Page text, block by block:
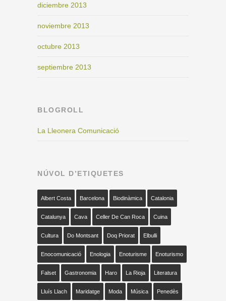
diciembre 2013
noviembre 2013
octubre 2013
septiembre 2013
BLOGROLL
La Lleonera Comunicació
NÚVOL D’ETIQUETES
Albert Costa Barcelona Biodinàmica Catalonia
Catalunya Cava Celler De Can Roca Cuina
Cultura Do Montsant Doq Priorat Elbulli
Enocomunicació Enologia Enoturisme Enoturismo
Falset Gastronomia Haro La Rioja Literatura
Lluís Llach Maridatge Moda Música Penedès